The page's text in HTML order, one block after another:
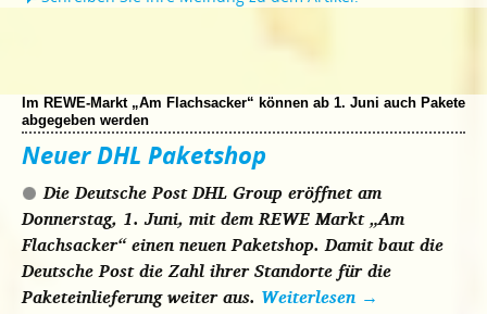
Im REWE-Markt „Am Flachsacker“ können ab 1. Juni auch Pakete
abgegeben werden
Neuer DHL Paketshop
Die Deutsche Post DHL Group eröffnet am
Donnerstag, 1. Juni, mit dem REWE Markt „Am
Flachsacker“ einen neuen Paketshop. Damit baut die
Deutsche Post die Zahl ihrer Standorte für die
Paketeinlieferung weiter aus. Weiterlesen →